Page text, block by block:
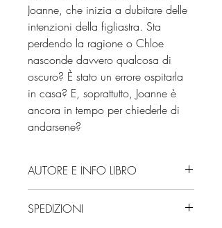
Joanne, che inizia a dubitare delle
intenzioni della figliastra. Sta
perdendo la ragione o Chloe
nasconde davvero qualcosa di
oscuro? È stato un errore ospitarla
in casa? E, soprattutto, Joanne è
ancora in tempo per chiederle di
andarsene?
AUTORE E INFO LIBRO
Editore: Piemme
SPEDIZIONI